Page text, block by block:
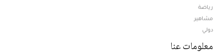
رياضة
مشاهير
دولي
معلومات عنا